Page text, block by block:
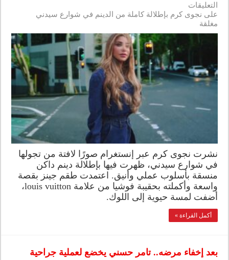
التعليقات
على نجوى كرم بإطلالة كاملة من الدينم في شوارع سيدني
مغلقة
نشرت نجوى كرم عبر إنستغرام صورًا لافتة من تجولها
في شوارع سيدني، ظهرت فيها بإطلالة دينم داكن
منسقة بأسلوب عملي وأنيق. اعتمدت طقم جينز بقصة
واسعة وأكملته بحقيبة فوشيا من علامة louis vuitton،
أضفت لمسة حيوية إلى اللوك.
أكمل القراءة »
بعد إخفاء مرضه.. تامر حسني يخضع لعملية جراحية